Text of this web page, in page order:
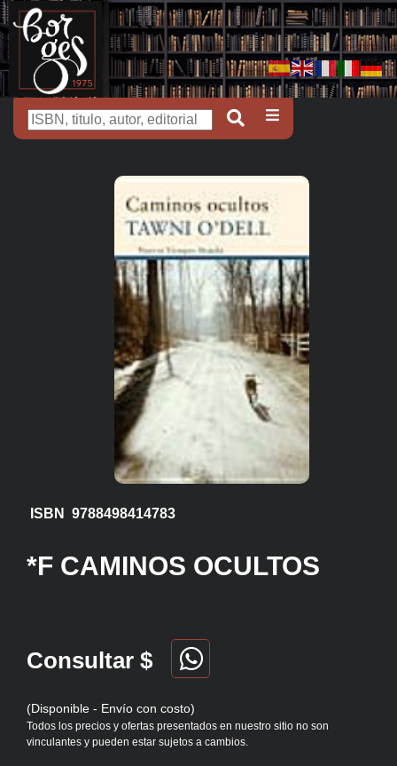
ISBN 9788498414783
*F CAMINOS OCULTOS
Consultar $
(Disponible - Envío con costo)
Todos los precios y ofertas presentados en nuestro sitio no son
vinculantes y pueden estar sujetos a cambios.